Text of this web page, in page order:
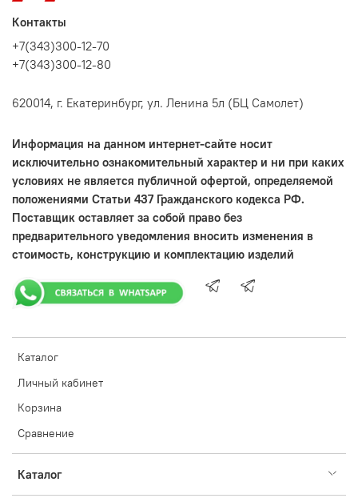
Каталог
Личный кабинет
Корзина
Сравнение
Каталог
Контакты
+7(343)300-12-70
+7(343)300-12-80
620014, г. Екатеринбург, ул. Ленина 5л (БЦ Самолет)
Информация на данном интернет-сайте носит
исключительно ознакомительный характер и ни при каких
условиях не является публичной офертой, определяемой
положениями Статьи 437 Гражданского кодекса РФ.
Поставщик оставляет за собой право без
предварительного уведомления вносить изменения в
стоимость, конструкцию и комплектацию изделий